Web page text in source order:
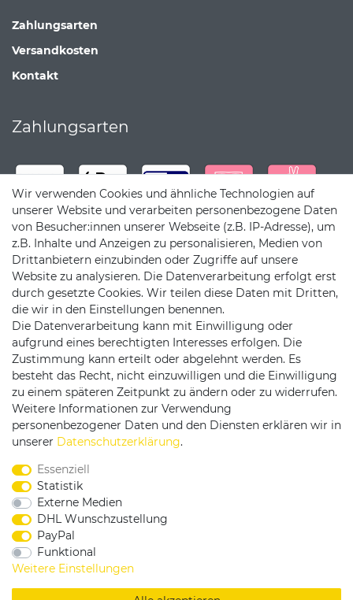
Zahlungsarten
Versandkosten
Kontakt
Zahlungsarten
Versandpartner
Service & Kontakt
Rufen Sie uns an unter:
0375 - 21459172
Widerrufsrecht |
Impressum
Wir verwenden Cookies und ähnliche Technologien auf
unserer Website und verarbeiten personenbezogene Daten
von Besucher:innen unserer Webseite (z.B. IP-Adresse), um
z.B. Inhalte und Anzeigen zu personalisieren, Medien von
Drittanbietern einzubinden oder Zugriffe auf unsere
Website zu analysieren. Die Datenverarbeitung erfolgt erst
durch gesetzte Cookies. Wir teilen diese Daten mit Dritten,
die wir in den Einstellungen benennen.
Die Datenverarbeitung kann mit Einwilligung oder
aufgrund eines berechtigten Interesses erfolgen. Die
Zustimmung kann erteilt oder abgelehnt werden. Es
besteht das Recht, nicht einzuwilligen und die Einwilligung
zu einem späteren Zeitpunkt zu ändern oder zu widerrufen.
Weitere Informationen zur Verwendung
personenbezogener Daten und den Diensten erklären wir in
unserer Daten­schutz­erklärung.
Essenziell
Statistik
Externe Medien
DHL Wunschzustellung
PayPal
Funktional
Weitere Einstellungen